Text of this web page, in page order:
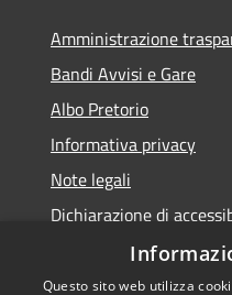
Amministrazione
Bandi Avvisi e Gare
Albo Pretorio
Informativa privacy
Note legali
Dichiarazione di
Questo sito web utilizza